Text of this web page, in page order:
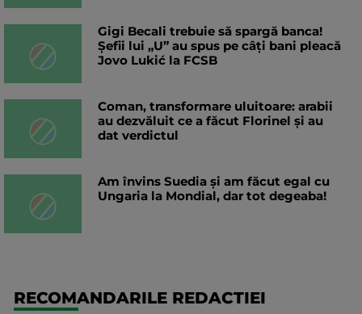
Gigi Becali trebuie să spargă banca!
Șefii lui „U” au spus pe câți bani pleacă
Jovo Lukić la FCSB
Coman, transformare uluitoare: arabii
au dezvăluit ce a făcut Florinel și au
dat verdictul
Am învins Suedia și am făcut egal cu
Ungaria la Mondial, dar tot degeaba!
RECOMANDARILE REDACTIEI